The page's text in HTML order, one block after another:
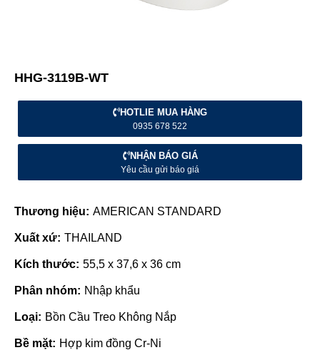
HHG-3119B-WT
HOTLIE MUA HÀNG
0935 678 522
NHẬN BÁO GIÁ
Yêu cầu gửi báo giá
Thương hiệu: AMERICAN STANDARD
Xuất xứ: THAILAND
Kích thước: 55,5 x 37,6 x 36 cm
Phân nhóm: Nhập khẩu
Loại: Bồn Cầu Treo Không Nắp
Bề mặt: Hợp kim đồng Cr-Ni